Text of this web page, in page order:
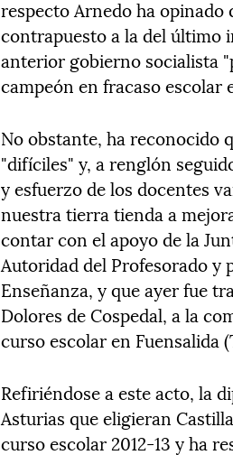
respecto Arnedo ha opinado
contrapuesto a la del último
anterior gobierno socialista
campeón en fracaso escolar
No obstante, ha reconocido
"difíciles" y, a renglón
y esfuerzo de los docentes
nuestra tierra tienda a
contar con el apoyo de la
Autoridad del Profesorado y
Enseñanza, y que ayer fue
Dolores de Cospedal, a la
curso escolar en Fuensalida
Refiriéndose a este acto, la
Asturias que eligieran
curso escolar 2012-13 y ha